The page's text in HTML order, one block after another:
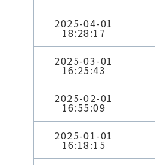
2025-04-01
18:28:17
2025-03-01
16:25:43
2025-02-01
16:55:09
2025-01-01
16:18:15